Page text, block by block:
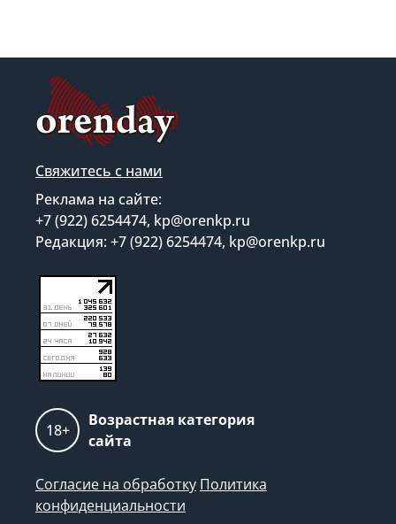
Свяжитесь с нами
Реклама на сайте:
+7 (922) 6254474, kp@orenkp.ru
Редакция: +7 (922) 6254474, kp@orenkp.ru
18+
Возрастная категория
сайта
Согласие на обработку Политика
конфиденциальности